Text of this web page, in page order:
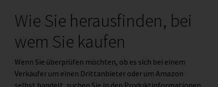
Wie Sie herausfinden, bei
wem Sie kaufen
Wenn Sie überprüfen möchten, ob es sich bei einem
Verkäufer um einen Drittanbieter oder um Amazon